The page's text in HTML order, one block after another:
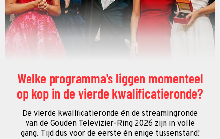
Welke programma's liggen momenteel
op kop in de vierde kwalificatieronde?
De vierde kwalificatieronde én de streamingronde
van de Gouden Televizier-Ring 2026 zijn in volle
gang. Tijd dus voor de eerste én enige tussenstand!